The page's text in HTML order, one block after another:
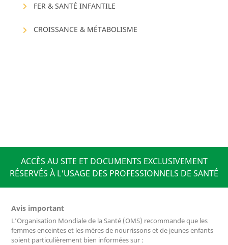
FER & SANTÉ INFANTILE
CROISSANCE & MÉTABOLISME
ACCÈS AU SITE ET DOCUMENTS EXCLUSIVEMENT
RÉSERVÉS À L'USAGE DES PROFESSIONNELS DE SANTÉ
Avis important
L’Organisation Mondiale de la Santé (OMS) recommande que les
femmes enceintes et les mères de nourrissons et de jeunes enfants
soient particulièrement bien informées sur :